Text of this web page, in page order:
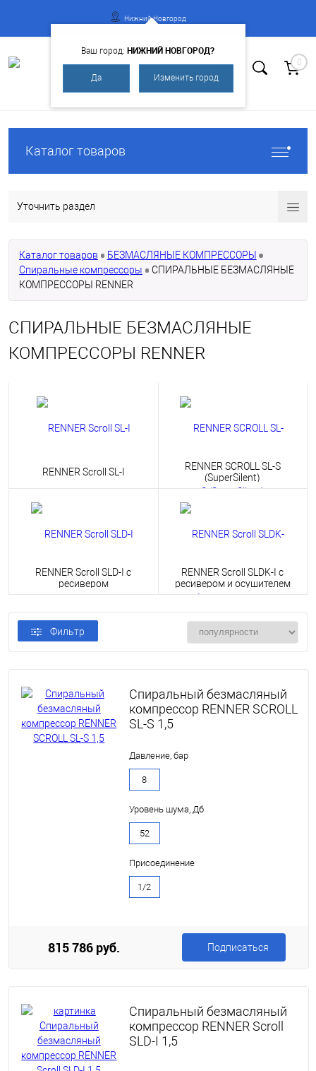
Нижний Новгород
Ваш город: НИЖНИЙ НОВГОРОД?
Да Изменить город
0
Каталог товаров
Уточнить раздел
Каталог товаров
БЕЗМАСЛЯНЫЕ КОМПРЕССОРЫ
Спиральные компрессоры
СПИРАЛЬНЫЕ БЕЗМАСЛЯНЫЕ
КОМПРЕССОРЫ RENNER
СПИРАЛЬНЫЕ БЕЗМАСЛЯНЫЕ
КОМПРЕССОРЫ RENNER
RENNER Scroll SL-I
RENNER SCROLL SL-S
(SuperSilent)
RENNER Scroll SLD-I с
ресивером
RENNER Scroll SLDK-I с
ресивером и осушителем
Фильтр
Спиральный безмасляный
компрессор RENNER SCROLL
SL-S 1,5
Давление, бар
8
Уровень шума, Дб
52
Присоединение
1/2
815 786 руб. Подписаться
Спиральный безмасляный
компрессор RENNER Scroll
SLD-I 1,5